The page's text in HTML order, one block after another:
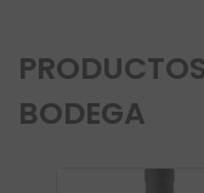
BODEGA